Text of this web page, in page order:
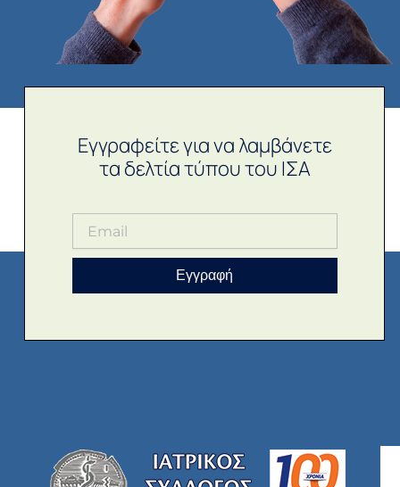
Εγγραφείτε για να λαμβάνετε
τα δελτία τύπου του ΙΣΑ
Εγγραφή